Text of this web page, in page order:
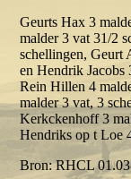
Geurts Hax 3
malder 3 vat 31/2
schellingen, Geurt
en Hendrik Jacobs
Rein Hillen 4
malder 3 vat, 3
Kerkckenhoff 3
Hendriks op t Loe
Bron: RHCL